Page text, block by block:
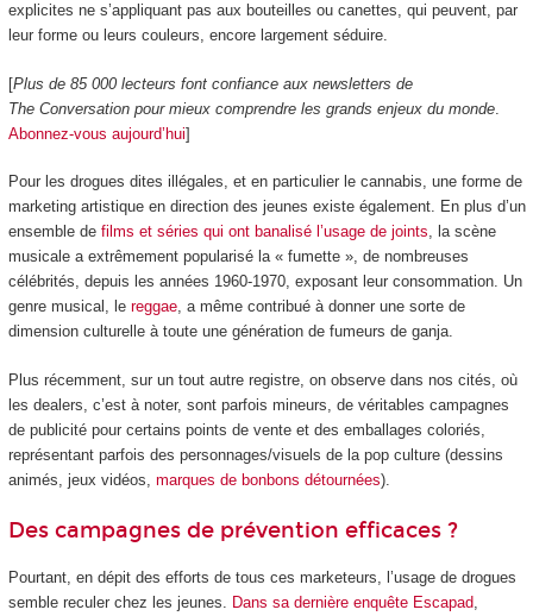
explicites ne s’appliquant pas aux bouteilles ou canettes, qui peuvent, par
leur forme ou leurs couleurs, encore largement séduire.
[Plus de 85 000 lecteurs font confiance aux newsletters de
The Conversation pour mieux comprendre les grands enjeux du monde.
Abonnez-vous aujourd’hui]
Pour les drogues dites illégales, et en particulier le cannabis, une forme de
marketing artistique en direction des jeunes existe également. En plus d’un
ensemble de films et séries qui ont banalisé l’usage de joints, la scène
musicale a extrêmement popularisé la « fumette », de nombreuses
célébrités, depuis les années 1960-1970, exposant leur consommation. Un
genre musical, le reggae, a même contribué à donner une sorte de
dimension culturelle à toute une génération de fumeurs de ganja.
Plus récemment, sur un tout autre registre, on observe dans nos cités, où
les dealers, c’est à noter, sont parfois mineurs, de véritables campagnes
de publicité pour certains points de vente et des emballages coloriés,
représentant parfois des personnages/visuels de la pop culture (dessins
animés, jeux vidéos, marques de bonbons détournées).
Des campagnes de prévention efficaces ?
Pourtant, en dépit des efforts de tous ces marketeurs, l’usage de drogues
semble reculer chez les jeunes.
Dans sa dernière enquête Escapad